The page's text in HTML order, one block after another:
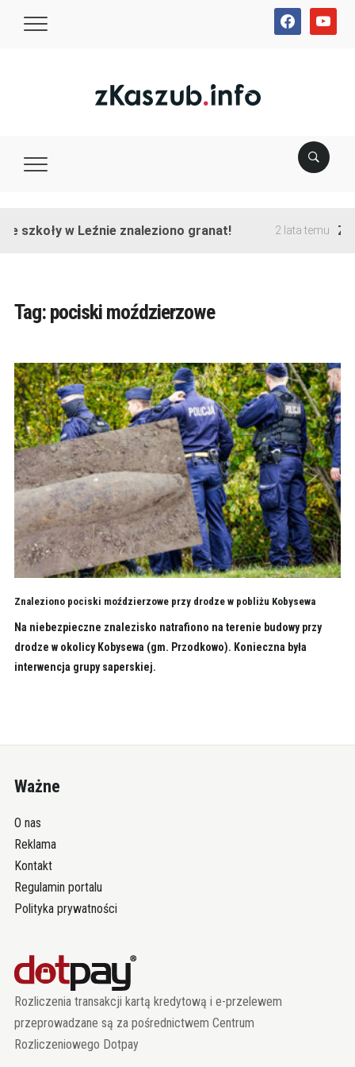
facebookyoutube
szkoły w Leźnie znaleziono granat! 2 lata temu
Tag: pociski moździerzowe
Znaleziono pociski moździerzowe przy drodze w pobliżu Kobysewa
Na niebezpieczne znalezisko natrafiono na terenie budowy przy
drodze w okolicy Kobysewa (gm. Przodkowo). Konieczna była
interwencja grupy saperskiej.
Ważne
O nas
Reklama
Kontakt
Regulamin portalu
Polityka prywatności
Rozliczenia transakcji kartą kredytową i e-przelewem
przeprowadzane są za pośrednictwem Centrum
Rozliczeniowego Dotpay